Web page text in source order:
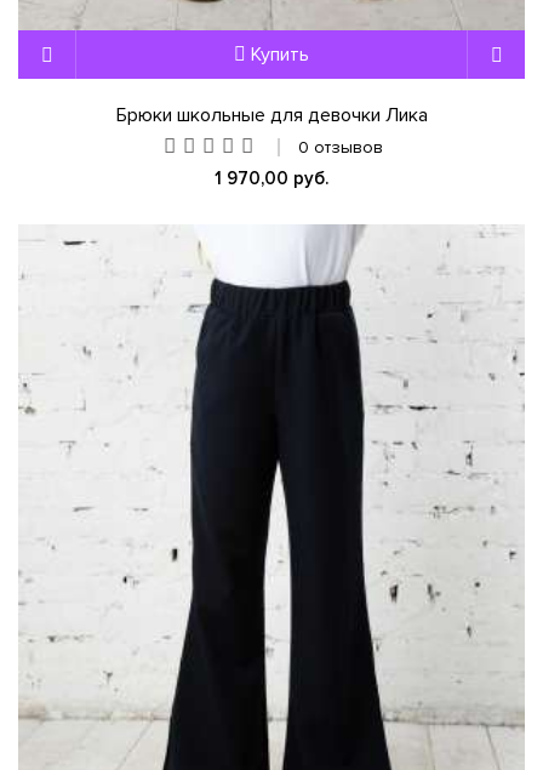
Купить
Брюки школьные для девочки Лика
0 отзывов
1 970,00 руб.